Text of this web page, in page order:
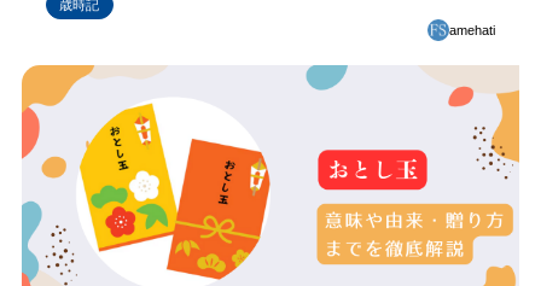
歳時記
amehati